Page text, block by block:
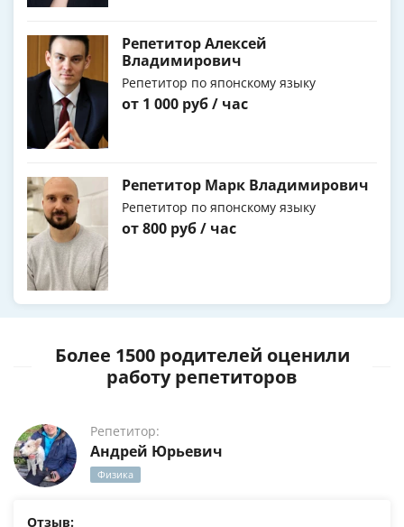
Репетитор Алексей
Владимирович
Репетитор по японскому языку
от 1 000 руб / час
Репетитор Марк Владимирович
Репетитор по японскому языку
от 800 руб / час
Более 1500 родителей оценили
работу репетиторов
Репетитор:
Андрей Юрьевич
Физика
Отзыв: